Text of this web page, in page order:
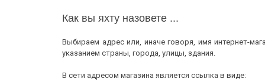
Как вы яхту назовете ...
Выбираем адрес или, иначе говоря, имя интернет-
указанием страны, города, улицы, здания.
В сети адресом магазина является ссылка в виде: